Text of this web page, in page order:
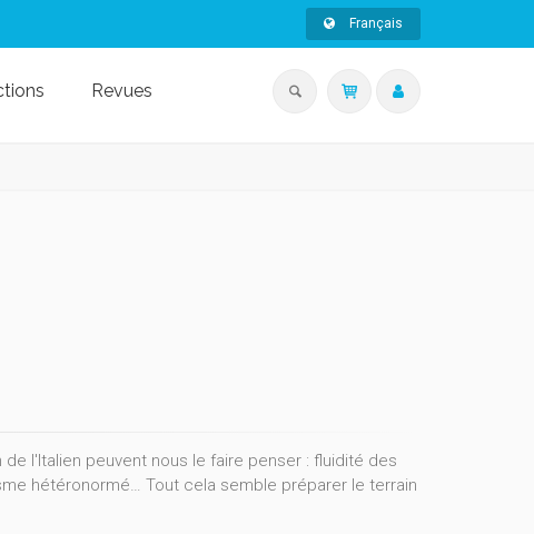
Français
Revues
l'Italien peuvent nous le faire penser : fluidité des
hétéronormé… Tout cela semble préparer le terrain